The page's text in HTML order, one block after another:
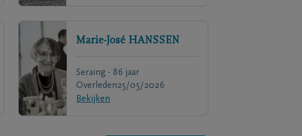
Marie-José HANSSEN
Seraing - 86 jaar
Overleden25/05/2026
Bekijken